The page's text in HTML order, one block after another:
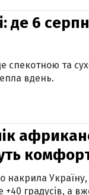
де 6
спекотною та
вдень.
Україну,
градусів, а